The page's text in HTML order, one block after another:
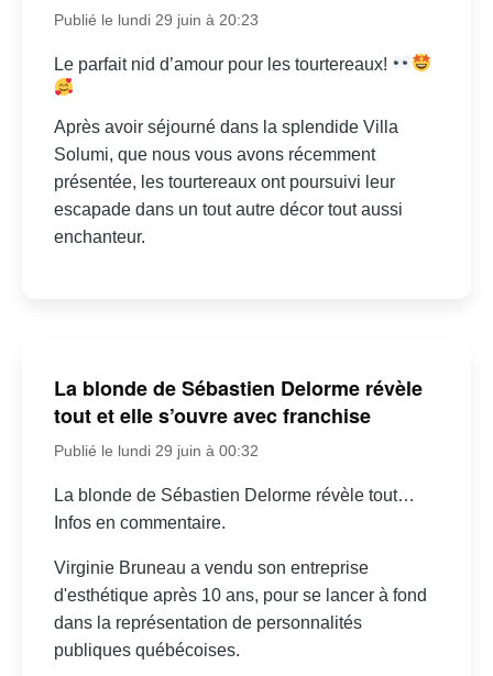
Publié le lundi 29 juin à 20:23
Le parfait nid d’amour pour les tourtereaux!
Après avoir séjourné dans la splendide Villa
Solumi, que nous vous avons récemment
présentée, les tourtereaux ont poursuivi leur
escapade dans un tout autre décor tout aussi
enchanteur.
La blonde de Sébastien Delorme révèle
tout et elle s’ouvre avec franchise
Publié le lundi 29 juin à 00:32
La blonde de Sébastien Delorme révèle tout…
Infos en commentaire.
Virginie Bruneau a vendu son entreprise
d'esthétique après 10 ans, pour se lancer à fond
dans la représentation de personnalités
publiques québécoises.